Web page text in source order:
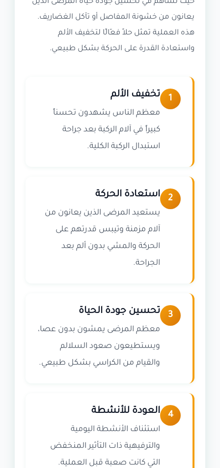
يعانون من خشونة المفاصل أو تآكل الغضاريف.
هذه العملية تمثل حلاً فعّالًا لتخفيف الألم
واستعادة القدرة على الحركة بشكل طبيعي.
1 تخفيف الألم
معظم الناس يشهدون تحسناً
كبيراً في آلام الركبة بعد جراحة
استبدال الركبة الكلية.
2 استعادة الحركة
يستعيد المرضى الذين يعانون من
آلام مزمنة وتيبس قدرتهم على
الحركة والمشي بدون ألم بعد
الجراحة.
3 تحسين جودة الحياة
معظم المرضى يمشون بدون عصا،
ويستطيعون صعود السلالم
والقيام من الكراسي بشكل طبيعي.
4 العودة للأنشطة
استئناف الأنشطة اليومية
والترفيهية ذات التأثير المنخفض
التي كانت صعبة قبل العملية.